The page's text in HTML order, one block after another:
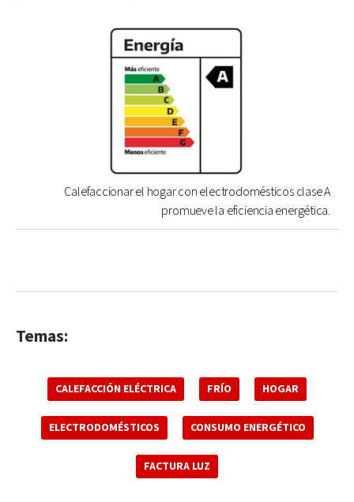
Calefaccionar el hogar con electrodomésticos clase A
promueve la eficiencia energética.
Temas:
CALEFACCIÓN ELÉCTRICA FRÍO HOGAR
ELECTRODOMÉSTICOS CONSUMO ENERGÉTICO
FACTURA LUZ